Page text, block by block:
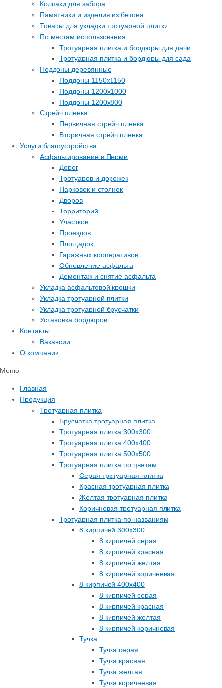
Колпаки для забора
Памятники и изделия из бетона
Товары для укладки тротуарной плитки
По местам использования
Тротуарная плитка и бордюры для дачи
Тротуарная плитка и бордюры для сада
Поддоны деревянные
Поддоны 1150х1150
Поддоны 1200х1000
Поддоны 1200х800
Стрейч пленка
Первичная стрейч пленка
Вторичная стрейч пленка
Услуги благоустройства
Асфальтирование в Перми
Дорог
Тротуаров и дорожек
Парковок и стоянок
Дворов
Территорий
Участков
Проездов
Площадок
Гаражных кооперативов
Обновление асфальта
Демонтаж и снятие асфальта
Укладка асфальтовой крошки
Укладка тротуарной плитки
Укладка тротуарной брусчатки
Установка бордюров
Контакты
Вакансии
О компании
Меню
Главная
Продукция
Тротуарная плитка
Брусчатка тротуарная плитка
Тротуарная плитка 300х300
Тротуарная плитка 400х400
Тротуарная плитка 500х500
Тротуарная плитка по цветам
Серая тротуарная плитка
Красная тротуарная плитка
Желтая тротуарная плитка
Коричневая тротуарная плитка
Тротуарная плитка по названиям
8 кирпичей 300х300
8 кирпичей серая
8 кирпичей красная
8 кирпичей желтая
8 кирпичей коричневая
8 кирпичей 400х400
8 кирпичей серая
8 кирпичей красная
8 кирпичей желтая
8 кирпичей коричневая
Тучка
Тучка серая
Тучка красная
Тучка желтая
Тучка коричневая